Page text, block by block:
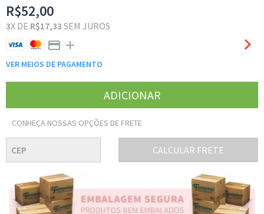
R$52,00
3X DE R$17,33 SEM JUROS
VER MEIOS DE PAGAMENTO
CONHEÇA NOSSAS OPÇÕES DE FRETE
CALCULAR FRETE